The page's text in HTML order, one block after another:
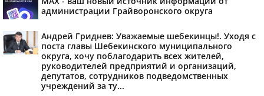
администрации Грайворонского округа
Андрей Гриднев: Уважаемые шебекинцы!. Уходя с
поста главы Шебекинского муниципального
округа, хочу поблагодарить всех жителей,
руководителей предприятий и организаций,
депутатов, сотрудников подведомственных
учреждений за ту...